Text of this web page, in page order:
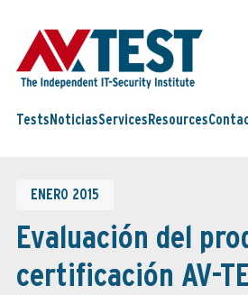
Tests NoticiasServices Resources
ENERO 2015
Evaluación del
certificación AV-